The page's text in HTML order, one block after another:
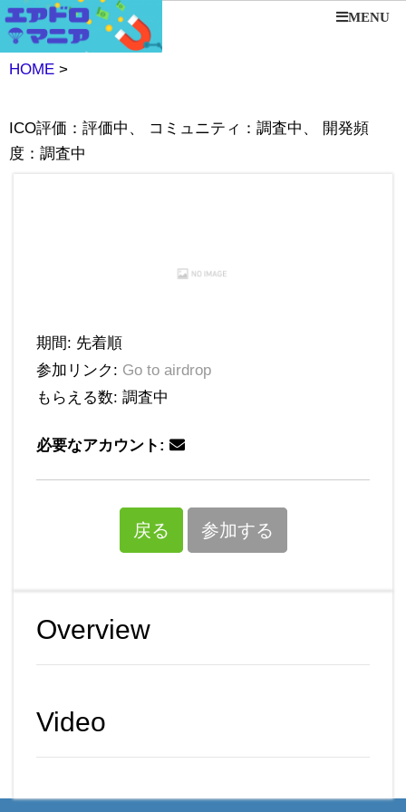
MENU
HOME >
ICO評価：評価中、 コミュニティ：調査中、 開発頻
度：調査中
期間: 先着順
参加リンク: Go to airdrop
もらえる数: 調査中
必要なアカウント:
戻る 参加する
Overview
Video